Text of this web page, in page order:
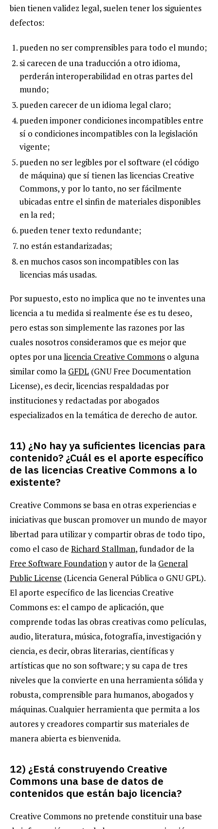
bien tienen validez legal, suelen tener los siguientes
defectos:
pueden no ser comprensibles para todo el mundo;
si carecen de una traducción a otro idioma,
perderán interoperabilidad en otras partes del
mundo;
pueden carecer de un idioma legal claro;
pueden imponer condiciones incompatibles entre
sí o condiciones incompatibles con la legislación
vigente;
pueden no ser legibles por el software (el código
de máquina) que sí tienen las licencias Creative
Commons, y por lo tanto, no ser fácilmente
ubicadas entre el sinfin de materiales disponibles
en la red;
pueden tener texto redundante;
no están estandarizadas;
en muchos casos son incompatibles con las
licencias más usadas.
Por supuesto, esto no implica que no te inventes una
licencia a tu medida si realmente ése es tu deseo,
pero estas son simplemente las razones por las
cuales nosotros consideramos que es mejor que
optes por unalicencia Creative Commons o alguna
similar como la GFDL (GNU Free Documentation
License), es decir, licencias respaldadas por
instituciones y redactadas por abogados
especializados en la temática de derecho de autor.
11) ¿No hay ya suficientes licencias para
contenido? ¿Cuál es el aporte específico
de las licencias Creative Commons a lo
existente?
Creative Commons se basa en otras experiencias e
iniciativas que buscan promover un mundo de mayor
libertad para utilizar y compartir obras de todo tipo,
como el caso de Richard Stallman, fundador de la
Free Software Foundationy autor de la General
Public License (Licencia General Pública o GNU GPL).
El aporte específico de las licencias Creative
Commons es: el campo de aplicación, que
comprende todas las obras creativas como películas,
audio, literatura, música, fotografía, investigación y
ciencia, es decir, obras literarias, científicas y
artísticas que no son software; y su capa de tres
niveles que la convierte en una herramienta sólida y
robusta, comprensible para humanos, abogados y
máquinas. Cualquier herramienta que permita a los
autores y creadores compartir sus materiales de
manera abierta es bienvenida.
12) ¿Está construyendo Creative
Commons una base de datos de
contenidos que están bajo licencia?
Creative Commons no pretende constituir una base